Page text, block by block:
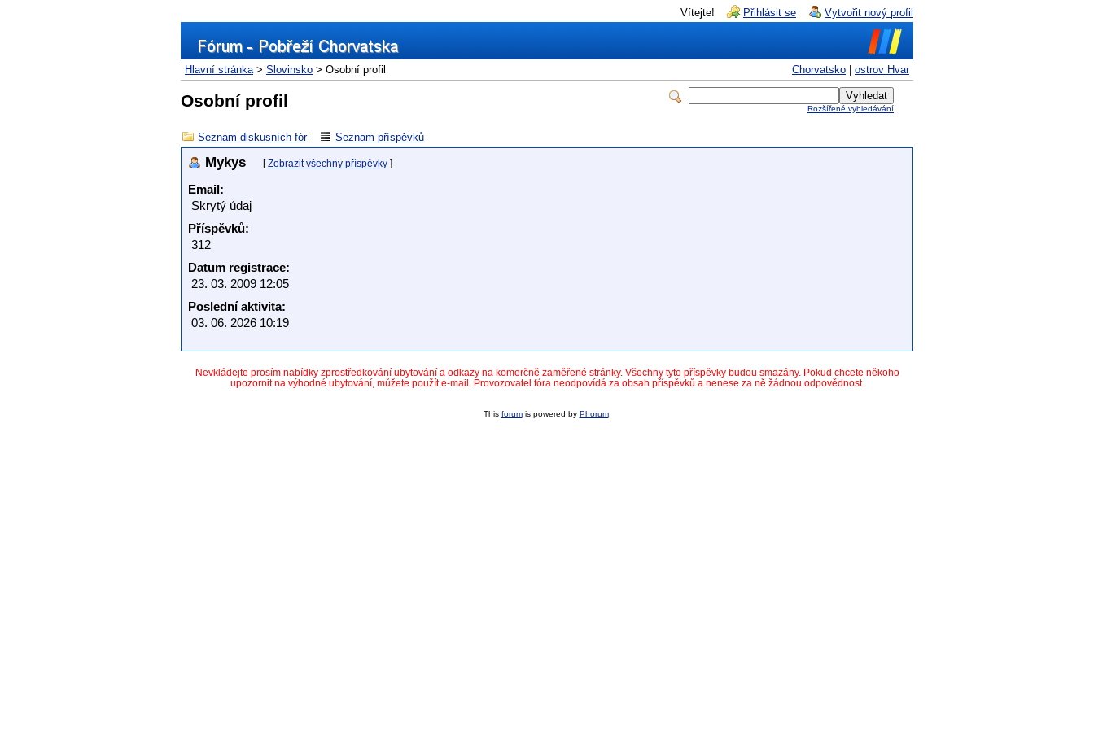
Vítejte! Přihlásit se Vytvořit nový profil
Chorvatsko ostrov Hvar
Hlavní stránka> Slovinsko > Osobní profil
Rozšířené vyhledávání
Osobní profil
Seznam diskusních fór Seznam příspěvků
Mykys [Zobrazit všechny příspěvky ]
Email:
Skrytý údaj
Příspěvků:
312
Datum registrace:
23. 03. 2009 12:05
Poslední aktivita:
03. 06. 2026 10:19
Nevkládejte prosím nabídky zprostředkování ubytování a odkazy na komerčně zaměřené stránky. Všechny tyto příspěvky budou smazány. Pokud chcete někoho
upozornit na výhodné ubytování, můžete použít e-mail. Provozovatel fóra neodpovídá za obsah příspěvků a nenese za ně žádnou odpovědnost.
This forumis powered by Phorum.